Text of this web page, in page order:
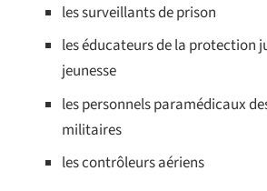
les surveillants de prison
les éducateurs de la protection
jeunesse
les personnels paramédicaux
militaires
les contrôleurs aériens